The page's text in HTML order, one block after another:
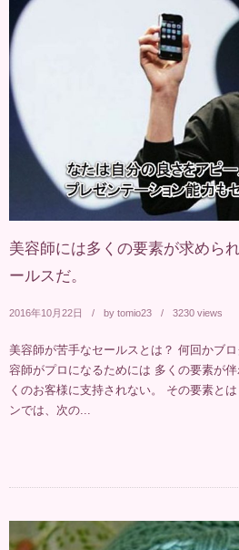
美容師には多くの要素が求めら
ールスだ。
2016年10月22日 by tomio23 3230 views
美容師が苦手なセールスとは？ 何回かブ
容師がプロになるためには 多くの要素が
くのお客様に支持されない。 その要素と
ンでは、次の...